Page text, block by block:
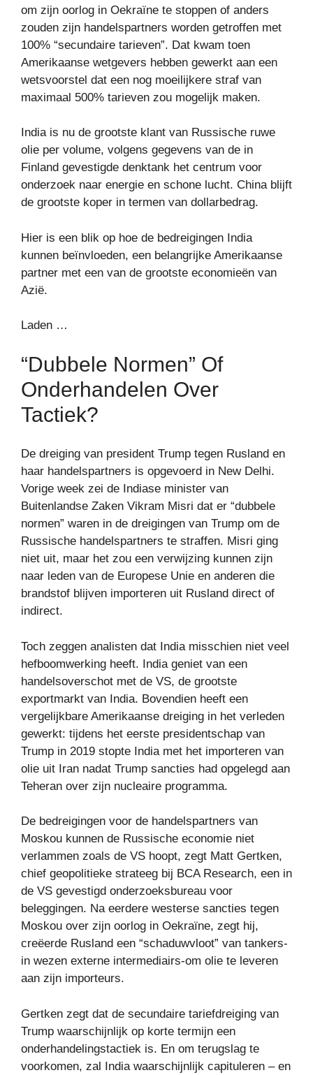
om zijn oorlog in Oekraïne te stoppen of anders
zouden zijn handelspartners worden getroffen met
100% “secundaire tarieven”. Dat kwam toen
Amerikaanse wetgevers hebben gewerkt aan een
wetsvoorstel dat een nog moeilijkere straf van
maximaal 500% tarieven zou mogelijk maken.
India is nu de grootste klant van Russische ruwe
olie per volume, volgens gegevens van de in
Finland gevestigde denktank het centrum voor
onderzoek naar energie en schone lucht. China blijft
de grootste koper in termen van dollarbedrag.
Hier is een blik op hoe de bedreigingen India
kunnen beïnvloeden, een belangrijke Amerikaanse
partner met een van de grootste economieën van
Azië.
Laden …
“Dubbele Normen” Of
Onderhandelen Over
Tactiek?
De dreiging van president Trump tegen Rusland en
haar handelspartners is opgevoerd in New Delhi.
Vorige week zei de Indiase minister van
Buitenlandse Zaken Vikram Misri dat er “dubbele
normen” waren in de dreigingen van Trump om de
Russische handelspartners te straffen. Misri ging
niet uit, maar het zou een verwijzing kunnen zijn
naar leden van de Europese Unie en anderen die
brandstof blijven importeren uit Rusland direct of
indirect.
Toch zeggen analisten dat India misschien niet veel
hefboomwerking heeft. India geniet van een
handelsoverschot met de VS, de grootste
exportmarkt van India. Bovendien heeft een
vergelijkbare Amerikaanse dreiging in het verleden
gewerkt: tijdens het eerste presidentschap van
Trump in 2019 stopte India met het importeren van
olie uit Iran nadat Trump sancties had opgelegd aan
Teheran over zijn nucleaire programma.
De bedreigingen voor de handelspartners van
Moskou kunnen de Russische economie niet
verlammen zoals de VS hoopt, zegt Matt Gertken,
chief geopolitieke strateeg bij BCA Research, een in
de VS gevestigd onderzoeksbureau voor
beleggingen. Na eerdere westerse sancties tegen
Moskou over zijn oorlog in Oekraïne, zegt hij,
creëerde Rusland een “schaduwvloot” van tankers-
in wezen externe intermediairs-om olie te leveren
aan zijn importeurs.
Gertken zegt dat de secundaire tariefdreiging van
Trump waarschijnlijk op korte termijn een
onderhandelingstactiek is. En om terugslag te
voorkomen, zal India waarschijnlijk capituleren – en